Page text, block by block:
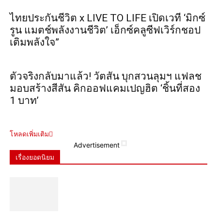
ไทยประกันชีวิต x LIVE TO LIFE เปิดเวที ‘มิกซ์
รูน แมตช์พลังงานชีวิต’ เอ็กซ์คลูซีฟเวิร์กชอป
เติมพลังใจ”
ตัวจริงกลับมาแล้ว! วัตสัน บุกสวนลุมฯ แฟลช
มอบสร้างสีสัน คิกออฟแคมเปญฮิต ‘ชิ้นที่สอง
1 บาท’
โหลดเพิ่มเติม
Advertisement
เรื่องยอดนิยม